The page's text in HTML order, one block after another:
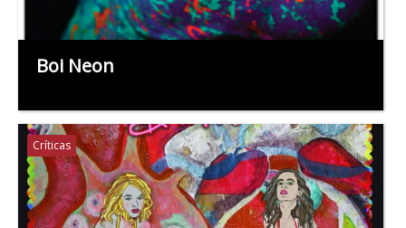
Boi Neon
Críticas